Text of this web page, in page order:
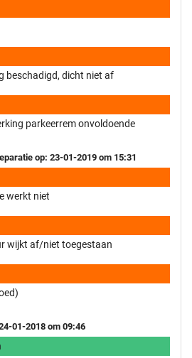
beschadigd, dicht niet af
parkeerrem onvoldoende
op: 23-01-2019 om 15:31
werkt niet
wijkt af/niet toegestaan
01-2018 om 09:46